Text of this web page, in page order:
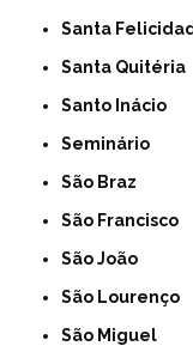
Santa
Santa Quitéria
Santo Inácio
Seminário
São Braz
São Francisco
São João
São Lourenço
São Miguel